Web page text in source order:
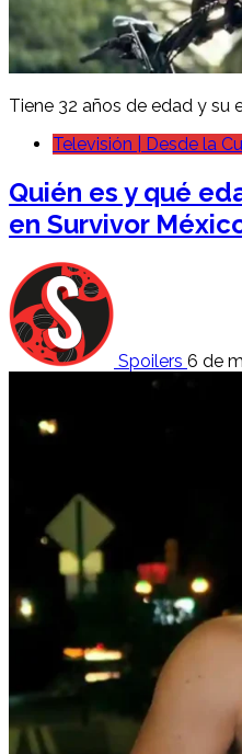
Tiene 32 años de edad y su
Televisión | Desde la
Quién es y qué
en Survivor
Spoilers 6 de